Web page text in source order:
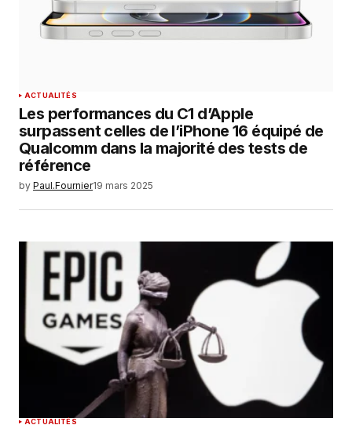
ACTUALITÉS
Les performances du C1 d’Apple
surpassent celles de l’iPhone 16 équipé de
Qualcomm dans la majorité des tests de
référence
by Paul.Fournier19 mars 2025
ACTUALITÉS